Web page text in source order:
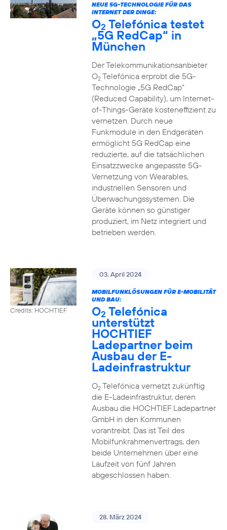
NEUE 5G-TECHNOLOGIE FÜR DAS
INTERNET DER DINGE:
O2 Telefónica testet
„5G RedCap“ in
München
Der Telekommunikationsanbieter
O2Telefónica erprobt die 5G-
Technologie „5G RedCap“
(Reduced Capability), um Internet-
of-Things-Geräte kosteneffizient zu
vernetzen. Durch neue
Funkmodule in den Endgeräten
ermöglicht 5G RedCap eine
reduzierte, auf die tatsächlichen
Einsatzzwecke angepasste 5G-
Vernetzung von Wearables,
industriellen Sensoren und
Überwachungssystemen. Die
Geräte können so günstiger
produziert, im Netz integriert und
betrieben werden.
Credits: HOCHTIEF
03. April 2024
MOBILFUNKLÖSUNGEN FÜR E-MOBILITÄT
UND BAU:
O2 Telefónica
unterstützt
HOCHTIEF
Ladepartner beim
Ausbau der E-
Ladeinfrastruktur
O2Telefónica vernetzt zukünftig
die E-Ladeinfrastruktur, deren
Ausbau die HOCHTIEF Ladepartner
GmbH in den Kommunen
vorantreibt. Das ist Teil des
Mobilfunkrahmenvertrags, den
beide Unternehmen über eine
Laufzeit von fünf Jahren
abgeschlossen haben.
28. März 2024